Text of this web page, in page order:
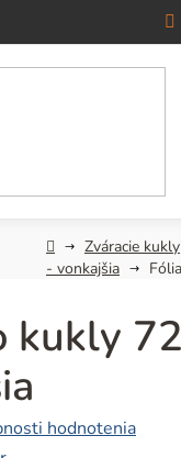
DomovZváracie kukly
- vonkajšia
kukly
hodnotenia